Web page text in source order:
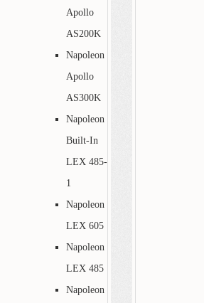
Apollo
AS200K
Napoleon
Apollo
AS300K
Napoleon
Built-In
LEX 485-
1
Napoleon
LEX 605
Napoleon
LEX 485
Napoleon